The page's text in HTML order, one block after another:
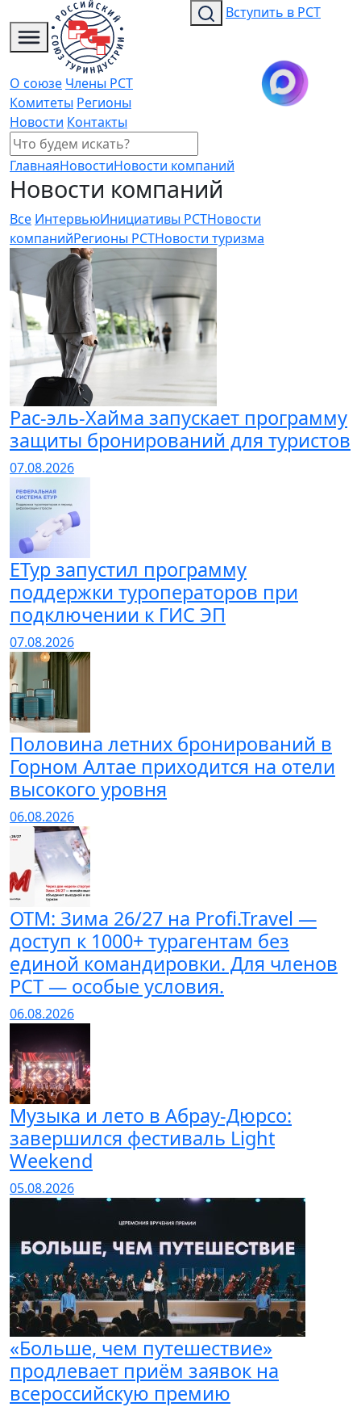
О союзе Члены РСТ
Комитеты Регионы
Новости Контакты
Вступить в РСТ
ГлавнаяНовостиНовости компаний
Новости компаний
Все ИнтервьюИнициативы РСТНовости
компанийРегионы РСТНовости туризма
Рас-эль-Хайма запускает программу
защиты бронирований для туристов
07.08.2026
ЕТур запустил программу
поддержки туроператоров при
подключении к ГИС ЭП
07.08.2026
Половина летних бронирований в
Горном Алтае приходится на отели
высокого уровня
06.08.2026
ОТМ: Зима 26/27 на Profi.Travel —
доступ к 1000+ турагентам без
единой командировки. Для членов
РСТ — особые условия.
06.08.2026
Музыка и лето в Абрау-Дюрсо:
завершился фестиваль Light
Weekend
05.08.2026
«Больше, чем путешествие»
продлевает приём заявок на
всероссийскую премию